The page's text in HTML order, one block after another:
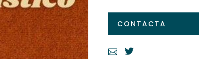
CONTACTA